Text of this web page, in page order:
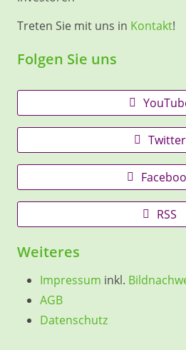
Treten Sie mit uns in Kontakt!
Folgen Sie uns
Twitter
RSS
Weiteres
Impressum inkl.
AGB
Datenschutz